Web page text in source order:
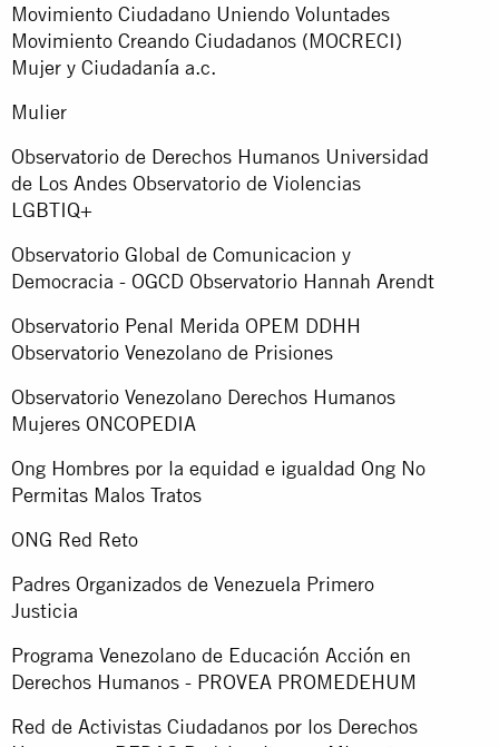
Movimiento Ciudadano Uniendo Voluntades
Movimiento Creando Ciudadanos (MOCRECI)
Mujer y Ciudadanía a.c.
Mulier
Observatorio de Derechos Humanos Universidad
de Los Andes Observatorio de Violencias
LGBTIQ+
Observatorio Global de Comunicacion y
Democracia - OGCD Observatorio Hannah Arendt
Observatorio Penal Merida OPEM DDHH
Observatorio Venezolano de Prisiones
Observatorio Venezolano Derechos Humanos
Mujeres ONCOPEDIA
Ong Hombres por la equidad e igualdad Ong No
Permitas Malos Tratos
ONG Red Reto
Padres Organizados de Venezuela Primero
Justicia
Programa Venezolano de Educación Acción en
Derechos Humanos - PROVEA PROMEDEHUM
Red de Activistas Ciudadanos por los Derechos